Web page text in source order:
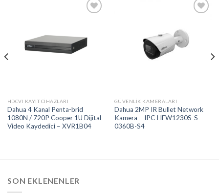
Add to
HDCVI KAYIT CIHAZLARI
Dahua 4 Kanal Penta-brid
1080N / 720P Cooper 1U Dijital
Video Kaydedici – XVR1B04
Add to
wishlist
GÜVENLIK KAMERALARI
Dahua 2MP IR Bullet Network
Kamera – IPC-HFW1230S-S-
0360B-S4
SON EKLENENLER